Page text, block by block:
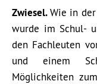
Zwiesel.Wie in
wurde im Schul-
den Fachleuten
und einem
Möglichkeiten